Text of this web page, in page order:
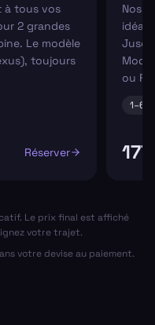
à tous vos
2 grandes
Le modèle
toujours
Réserver
Nos
ou
1–6
Le prix final est affiché
votre trajet.
votre devise au paiement.